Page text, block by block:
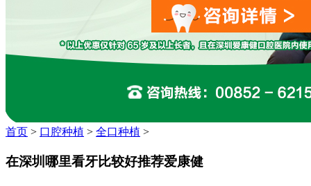
首页 > 口腔种植 > 全口种植 >
在深圳哪里看牙比较好推荐爱康健